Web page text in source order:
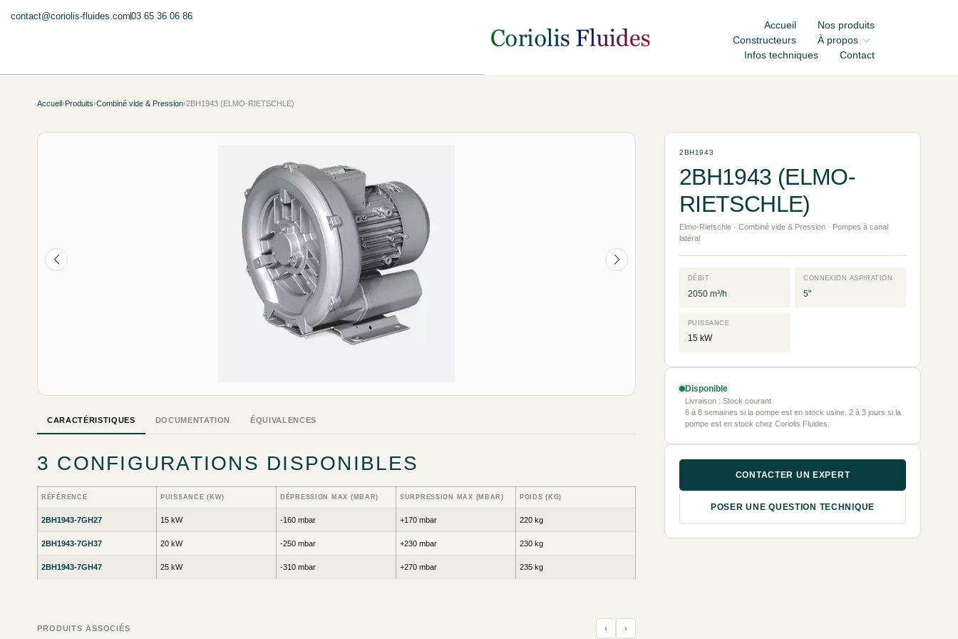
contact@coriolis-fluides.com03 65 36 06 86
Accueil
Nos produits
Constructeurs
À propos
Infos techniques
Contact
Accueil›Produits›Combiné vide & Pression›2BH1943 (ELMO-RIETSCHLE)
CARACTÉRISTIQUES DOCUMENTATION ÉQUIVALENCES
3 CONFIGURATIONS DISPONIBLES
RÉFÉRENCE PUISSANCE (KW) DÉPRESSION MAX (MBAR) SURPRESSION MAX (MBAR) POIDS (KG)
2BH1943-7GH27 15 kW -160 mbar +170 mbar 220 kg
2BH1943-7GH37 20 kW -250 mbar +230 mbar 230 kg
2BH1943-7GH47 25 kW -310 mbar +270 mbar 235 kg
PRODUITS ASSOCIÉS ‹ ›
2BH1943
2BH1943 (ELMO-
RIETSCHLE)
Elmo-Rietschle · Combiné vide & Pression · Pompes à canal
latéral
DÉBIT
2050 m³/h
CONNEXION ASPIRATION
5"
PUISSANCE
15 kW
Disponible
Livraison : Stock courant
6 à 8 semaines si la pompe est en stock usine. 2 à 3 jours si la
pompe est en stock chez Coriolis Fluides.
CONTACTER UN EXPERT
POSER UNE QUESTION TECHNIQUE